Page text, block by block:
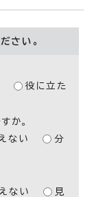
さい。
役に立た
か。
ない
分
ない
見